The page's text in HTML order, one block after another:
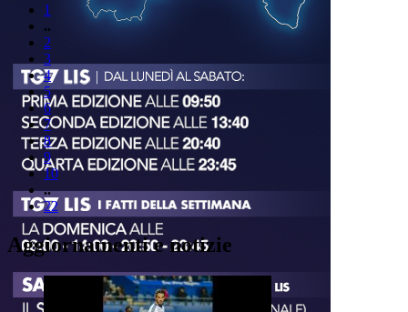
1
..
2
3
4
5
6
7
8
9
10
..
22
Aggiornamenti e notizie